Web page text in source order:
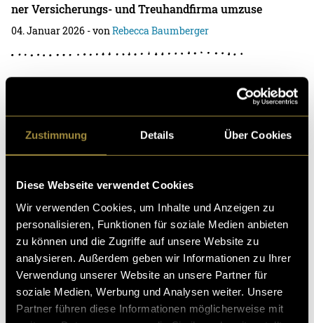
Zustimmung Details Über Cookies
Diese Webseite verwendet Cookies
Wir verwenden Cookies, um Inhalte und Anzeigen zu
personalisieren, Funktionen für soziale Medien anbieten
zu können und die Zugriffe auf unsere Website zu
analysieren. Außerdem geben wir Informationen zu Ihrer
Verwendung unserer Website an unsere Partner für
soziale Medien, Werbung und Analysen weiter. Unsere
Partner führen diese Informationen möglicherweise mit
ner Versicherungs- und Treuhandfirma umzuse
04. Januar 2026 - vonRebecca Baumberger
Die Versicherungsgesellschaft VTR plant eine Neugest
altung ihrer Website und damit fiel der Startschuss für
10. Juni 2025- vonRebecca Baumberger
Musikvideos – Back Bone
Alles begann mit der Idee, ein eigenes Musikvideo zu d
rehen.Was dann folgte, ging ziemlich schnell: Eine Anf